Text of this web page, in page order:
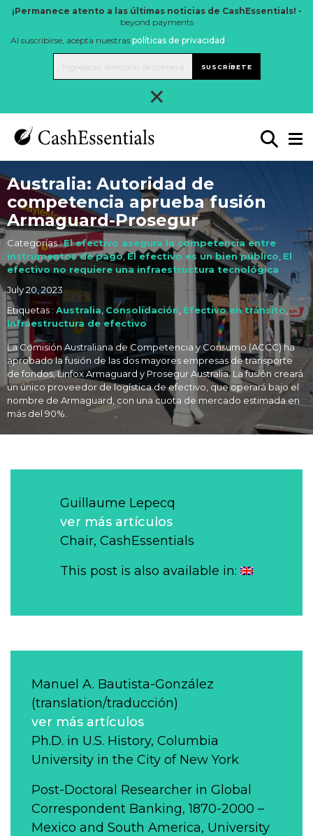
¡Permanece atento a las últimas noticias de CashEssentials! -
beyond payments
Al suscribirse, acepta nuestras políticas de privacidad .
SUSCRÍBETE
×
Australia: Autoridad de
competencia aprueba fusión
Armaguard-Prosegur
Categorías :El efectivo asegura la competencia entre
instrumentos de pago,El efectivo es un bien público El
efectivo no requiere una infraestructura tecnológica
July 20, 2023
Etiquetas : Australia Consolidación Efectivo en tránsito
Infraestructura de efectivo
La Comisión Australiana de Competencia y Consumo (ACCC) ha
aprobado la fusión de las dos mayores empresas de transporte
de fondos, Linfox Armaguard y Prosegur Australia. La fusión creará
un único proveedor de logística de efectivo, que operará bajo el
nombre de Armaguard, con una cuota de mercado estimada en
más del 90%.
Guillaume Lepecq
ver más artículos
Chair, CashEssentials
This post is also available in:
Manuel A. Bautista-González
(translation/traducción)
ver más artículos
Ph.D. in U.S. History, Columbia
University in the City of New York
Post-Doctoral Researcher in Global
Correspondent Banking, 1870-2000 –
Mexico and South America, University